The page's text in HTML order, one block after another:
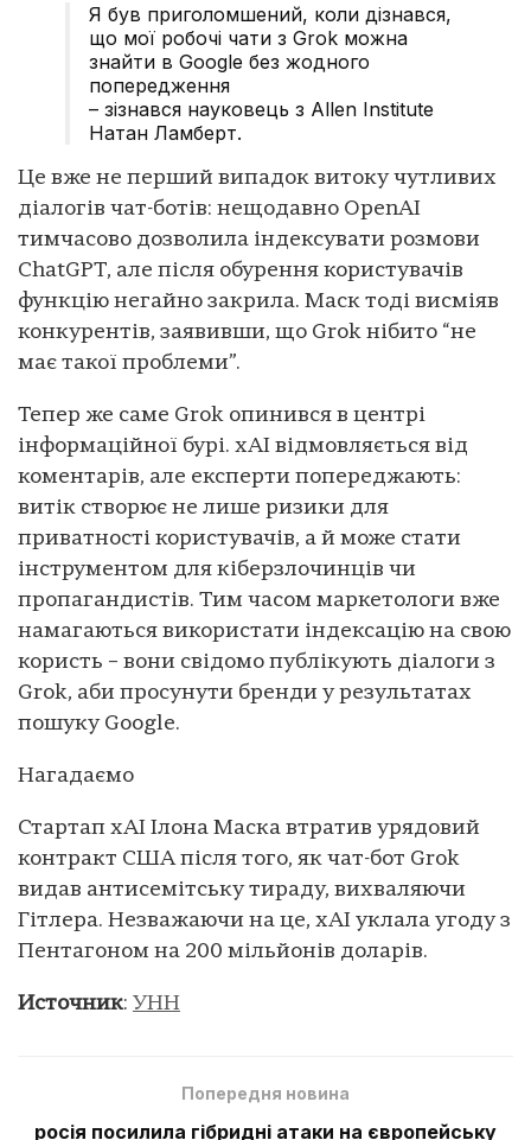
Я був приголомшений, коли дізнався,
що мої робочі чати з Grok можна
знайти в Google без жодного
попередження
– зізнався науковець з Allen Institute
Натан Ламберт.
Це вже не перший випадок витоку чутливих
діалогів чат-ботів: нещодавно OpenAI
тимчасово дозволила індексувати розмови
ChatGPT, але після обурення користувачів
функцію негайно закрила. Маск тоді висміяв
конкурентів, заявивши, що Grok нібито “не
має такої проблеми”.
Тепер же саме Grok опинився в центрі
інформаційної бурі. xAI відмовляється від
коментарів, але експерти попереджають:
витік створює не лише ризики для
приватності користувачів, а й може стати
інструментом для кіберзлочинців чи
пропагандистів. Тим часом маркетологи вже
намагаються використати індексацію на свою
користь – вони свідомо публікують діалоги з
Grok, аби просунути бренди у результатах
пошуку Google.
Нагадаємо
Стартап xAI Ілона Маска втратив урядовий
контракт США після того, як чат-бот Grok
видав антисемітську тираду, вихваляючи
Гітлера. Незважаючи на це, xAI уклала угоду з
Пентагоном на 200 мільйонів доларів.
Источник: УНН
Попередня новина
росія посилила гібридні атаки на європейську